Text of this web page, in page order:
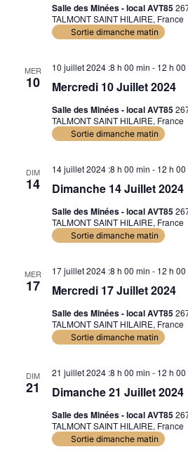
Salle des Minées - local AVT85
TALMONT SAINT HILAIRE, France
Sortie dimanche matin
MER
10 Mercredi 10 Juillet 2024
10 juillet 2024 :8 h 00 min - 12 h 00
Salle des Minées - local AVT85
TALMONT SAINT HILAIRE, France
Sortie dimanche matin
DIM
14 Dimanche 14 Juillet 2024
14 juillet 2024 :8 h 00 min - 12 h 00
Salle des Minées - local AVT85
TALMONT SAINT HILAIRE, France
Sortie dimanche matin
MER
17 Mercredi 17 Juillet 2024
17 juillet 2024 :8 h 00 min - 12 h 00
Salle des Minées - local AVT85
TALMONT SAINT HILAIRE, France
Sortie dimanche matin
DIM
21 Dimanche 21 Juillet 2024
21 juillet 2024 :8 h 00 min - 12 h 00
Salle des Minées - local AVT85
TALMONT SAINT HILAIRE, France
Sortie dimanche matin